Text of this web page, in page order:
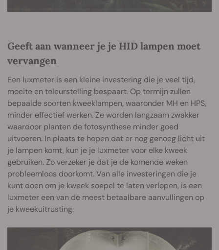
Geeft aan wanneer je je HID lampen moet
vervangen
Een luxmeter is een kleine investering die je veel tijd,
moeite en teleurstelling bespaart. Op termijn zullen
bepaalde soorten kweeklampen, waaronder MH en HPS,
minder effectief werken. Ze worden langzaam zwakker
waardoor planten de fotosynthese minder goed
uitvoeren. In plaats te hopen dat er nog genoeg licht uit
je lampen komt, kun je je luxmeter voor elke kweek
gebruiken. Zo verzeker je dat je de komende weken
probleemloos doorkomt. Van alle investeringen die je
kunt doen om je kweek soepel te laten verlopen, is een
luxmeter een van de meest betaalbare aanvullingen op
je kweekuitrusting.